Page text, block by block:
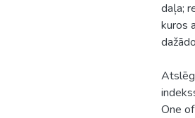
daļa;
kuros
One